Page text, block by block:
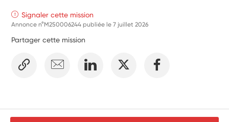
Signaler cette mission
Annonce n°M250006244 publiée le7 juillet 2026
Partager cette mission